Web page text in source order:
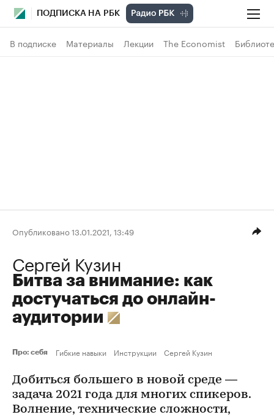
ПОДПИСКА НА РБК
В подписке Материалы Лекции The Economist
Опубликовано 13.01.2021, 13:49
Сергей Кузин
Битва за внимание: как
достучаться до онлайн-
аудитории
Про: себя Гибкие навыки Инструкции Сергей Кузин
Добиться большего в новой среде —
задача 2021 года для многих спикеров.
Волнение, технические сложности,